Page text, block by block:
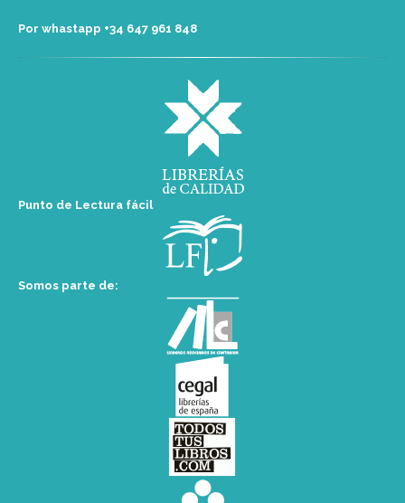
Por whastapp +34 ‭647 961 848‬
Punto de Lectura fácil
Somos parte de: